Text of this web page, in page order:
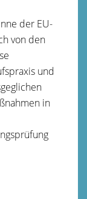
der EU-
von den
und
in